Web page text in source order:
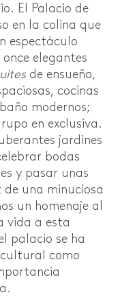
El Palacio de
en la colina que
espectáculo
elegantes
de ensueño,
cocinas
modernos;
en exclusiva.
jardines
bodas
y pasar unas
una minuciosa
un homenaje al
vida a esta
palacio se ha
como